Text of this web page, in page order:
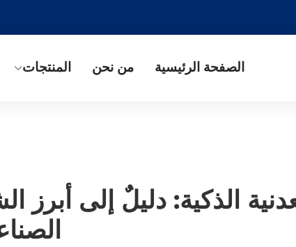
الصفحة الرئيسية من نحن المنتجات
الذكية: دليلٌ إلى